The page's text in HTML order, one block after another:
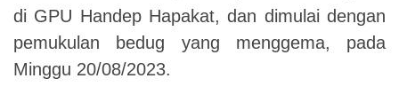
di GPU Handep Hapakat, dan dimulai dengan
pemukulan bedug yang menggema, pada
Minggu 20/08/2023.